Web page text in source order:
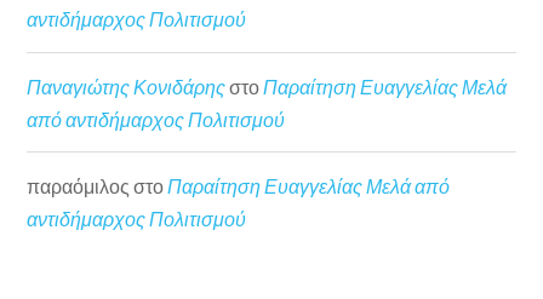
αντιδήμαρχος Πολιτισμού
Παναγιώτης Κονιδάρηςστο Παραίτηση Ευαγγελίας Μελά
από αντιδήμαρχος Πολιτισμού
παραόμιλος στοΠαραίτηση Ευαγγελίας Μελά από
αντιδήμαρχος Πολιτισμού